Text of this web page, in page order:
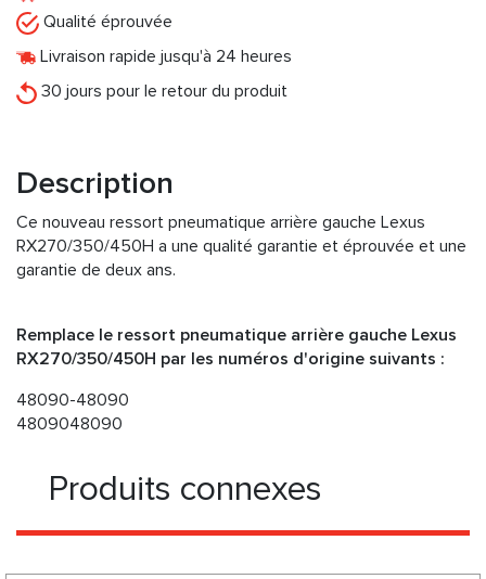
Qualité éprouvée
Livraison rapide jusqu'à 24 heures
30 jours pour le retour du produit
Description
Ce nouveau ressort pneumatique arrière gauche Lexus
RX270/350/450H a une qualité garantie et éprouvée et une
garantie de deux ans.
Remplace le ressort pneumatique arrière gauche Lexus
RX270/350/450H par les numéros d'origine suivants :
48090-48090
4809048090
Produits connexes